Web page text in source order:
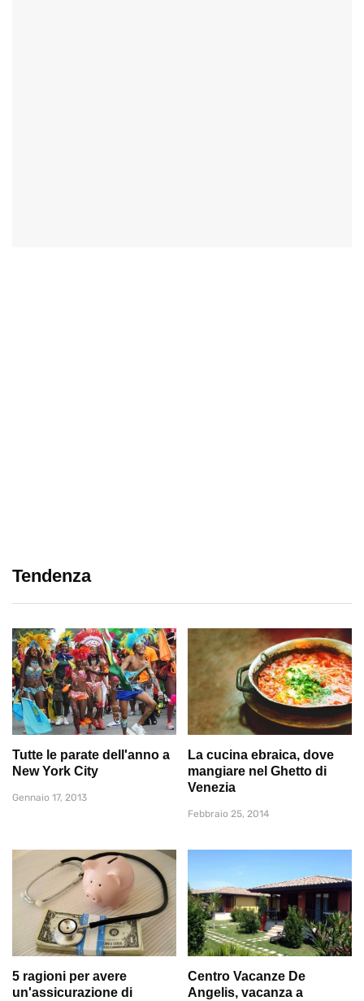
Tendenza
Tutte le parate dell'anno a
New York City
Gennaio 17, 2013
La cucina ebraica, dove
mangiare nel Ghetto di
Venezia
Febbraio 25, 2014
5 ragioni per avere
un'assicurazione di
Centro Vacanze De
Angelis, vacanza a